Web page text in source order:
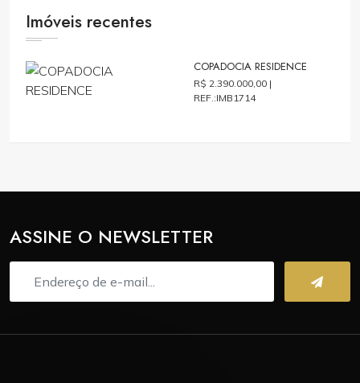
Imóveis recentes
COPADOCIA RESIDENCE
R$ 2.390.000,00 |
REF.:IMB1714
ASSINE O NEWSLETTER